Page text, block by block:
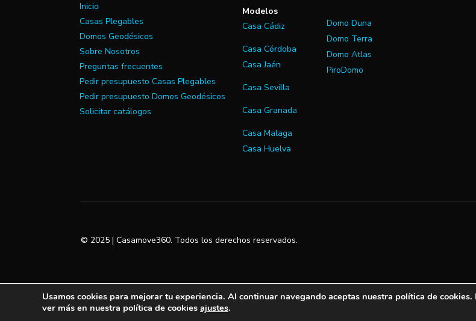
Inicio
Casas Plegables
Domos Geodésicos
Sobre Nosotros
Preguntas frecuentes
Pedir presupuesto Casas Plegables
Pedir presupuesto Domos Geodésicos
Solicitar catálogos
Modelos
Casa Cádiz
Casa Córdoba
Casa Jaén
Casa Sevilla
Casa Granada
Casa Malaga
Casa Huelva
Domo Duna
Domo Terra
Domo Atlas
PiroDomo
© 2025 | Casamove360. Todos los derechos reservados.
Aviso LegalΙPolítica de PrivacidadI Política
Usamos cookies para mejorar tu experiencia. Al continuar navegando aceptas nuestra política de cookies.
ver más en nuestra política de cookies ajustes.